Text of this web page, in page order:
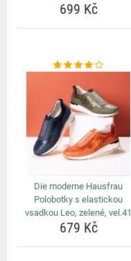
699 Kč
Die moderne Hausfrau
Polobotky s elastickou
vsadkou Leo, zelené, vel.41
679 Kč